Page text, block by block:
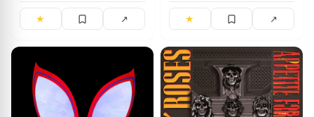
★ ↗ ★ ↗